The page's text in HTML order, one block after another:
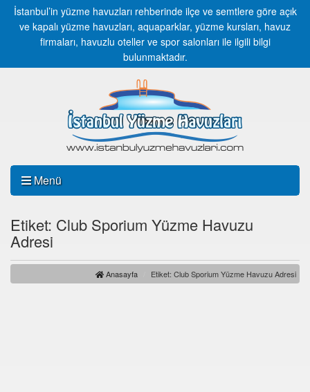
İstanbul’in yüzme havuzları rehberinde ilçe ve semtlere göre açık
ve kapalı yüzme havuzları, aquaparklar, yüzme kursları, havuz
firmaları, havuzlu oteller ve spor salonları ile ilgili bilgi
bulunmaktadır.
Menü
Etiket: Club Sporium Yüzme Havuzu
Adresi
Anasayfa Etiket: Club Sporium Yüzme Havuzu Adresi